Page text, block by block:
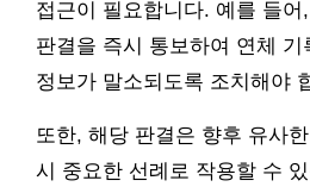
접근이 필요합니다. 예를 들
판결을 즉시 통보하여 연체
정보가 말소되도록 조치해야
또한, 해당 판결은 향후 유사
시 중요한 선례로 작용할 수